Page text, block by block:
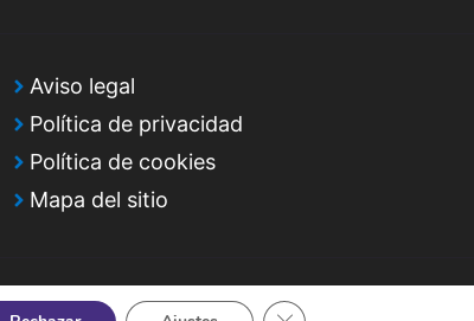
Aviso legal
Política de privacidad
Política de cookies
Mapa del sitio
Cerrar el banner de